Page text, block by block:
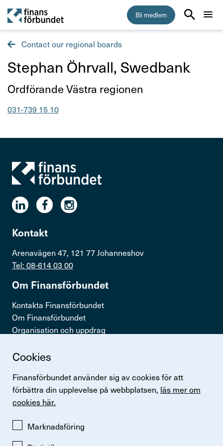
Bli medlem
Cookies
Finansförbundet använder sig av cookies för att
förbättra din upplevelse på webbplatsen, läs mer om
cookies här.
Marknadsföring
Contact our regional boards
Stephan Öhrvall, Swed­bank
Titel
Ordfö­rande Västra regi­onen
Telefonnummer
031-739 15 10
Kontakt
Arenavägen 47, 121 77 Johanneshov
Tel: 08-614 03 00
Om Finans­för­bundet
Kontakta Finansförbundet
Om Finansförbundet
Organisation och uppdrag
Snabb­länkar
Logga in
Lönestatistik
Finansförbundets kollektivavtal
Perspektiv